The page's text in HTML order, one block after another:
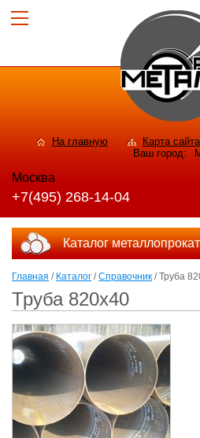
На главную Карта сайта
Ваш город:
Москва
+7(495) 268-14-04
Каталог
Главная / Каталог /Справочник / Труба
Труба 820х40